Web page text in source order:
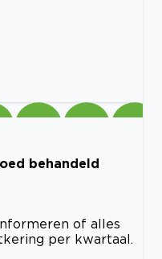
behandeld
of alles
per kwartaal.